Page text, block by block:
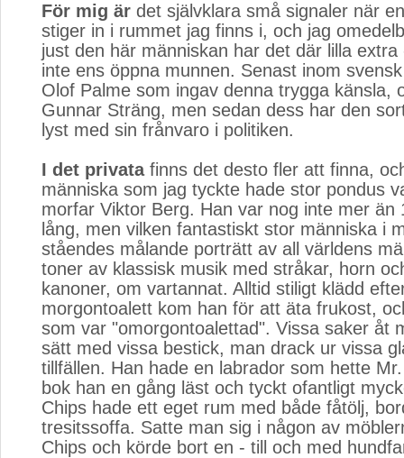
För mig är det självklara små signaler när
stiger in i rummet jag finns i, och jag
just den här människan har det där lilla
inte ens öppna munnen. Senast inom
Olof Palme som ingav denna trygga känsla,
Gunnar Sträng, men sedan dess har den
lyst med sin frånvaro i politiken.
I det privatafinns det desto fler att finna,
människa som jag tyckte hade stor pondus
morfar Viktor Berg. Han var nog inte mer än
lång, men vilken fantastiskt stor människa i
ståendes målande porträtt av all världens
toner av klassisk musik med stråkar, horn
kanoner, om vartannat. Alltid stiligt klädd
morgontoalett kom han för att äta frukost,
som var "omorgontoalettad". Vissa saker åt
sätt med vissa bestick, man drack ur vissa
tillfällen. Han hade en labrador som hette
bok han en gång läst och tyckt ofantligt
Chips hade ett eget rum med både fåtölj,
tresitssoffa. Satte man sig i någon av
Chips och körde bort en - till och med